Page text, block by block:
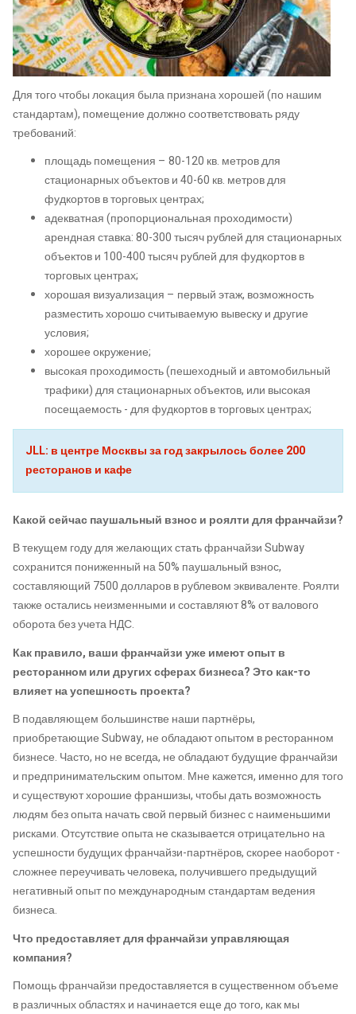
Для того чтобы локация была признана хорошей (по нашим
стандартам), помещение должно соответствовать ряду
требований:
площадь помещения – 80-120 кв. метров для
стационарных объектов и 40-60 кв. метров для
фудкортов в торговых центрах;
адекватная (пропорциональная проходимости)
арендная ставка: 80-300 тысяч рублей для стационарных
объектов и 100-400 тысяч рублей для фудкортов в
торговых центрах;
хорошая визуализация – первый этаж, возможность
разместить хорошо считываемую вывеску и другие
условия;
хорошее окружение;
высокая проходимость (пешеходный и автомобильный
трафики) для стационарных объектов, или высокая
посещаемость - для фудкортов в торговых центрах;
JLL: в центре Москвы за год закрылось более 200
ресторанов и кафе
Какой сейчаспаушальный взнос и роялтидля франчайзи?
В текущем году для желающих стать франчайзи Subway
сохранится пониженный на 50% паушальный взнос,
составляющий 7500 долларов в рублевом эквиваленте. Роялти
также остались неизменными и составляют 8% от валового
оборота без учета НДС.
Как правило, ваши франчайзи уже имеют опыт в
ресторанном или других сферах бизнеса? Это как-то
влияет на успешность проекта?
В подавляющем большинстве наши партнёры,
приобретающие Subway, не обладают опытом в ресторанном
бизнесе. Часто, но не всегда, не обладают будущие франчайзи
и предпринимательским опытом. Мне кажется, именно для того
и существуют хорошие франшизы, чтобы дать возможность
людям без опыта начать свой первый бизнес с наименьшими
рисками. Отсутствие опыта не сказывается отрицательно на
успешности будущих франчайзи-партнёров, скорее наоборот -
сложнее переучивать человека, получившего предыдущий
негативный опыт по международным стандартам ведения
бизнеса.
Что предоставляет для франчайзи управляющая
компания?
Помощь франчайзи предоставляется в существенном объеме
в различных областях и начинается еще до того, как мы